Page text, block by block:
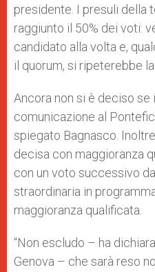
presidente. I presuli della
raggiunto il 50% dei voti:
candidato alla volta e,
il quorum, si ripeterebbe
Ancora non si è deciso se
comunicazione al
spiegato Bagnasco.
decisa con maggioranza
con un voto successivo
straordinaria in
maggioranza qualificata.
“Non escludo – ha
Genova – che sarà reso